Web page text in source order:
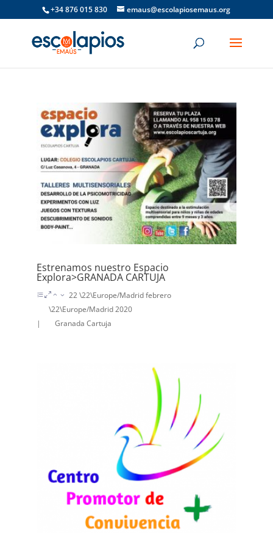
+34 876 015 830 emaus@escolapiosemaus.org
Estrenamos nuestro Espacio
Explora>GRANADA CARTUJA
22 \22\Europe/Madrid febrero
\22\Europe/Madrid 2020
|
Granada Cartuja